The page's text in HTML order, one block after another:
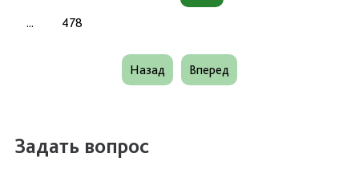
... 478
Назад Вперед
Задать вопрос